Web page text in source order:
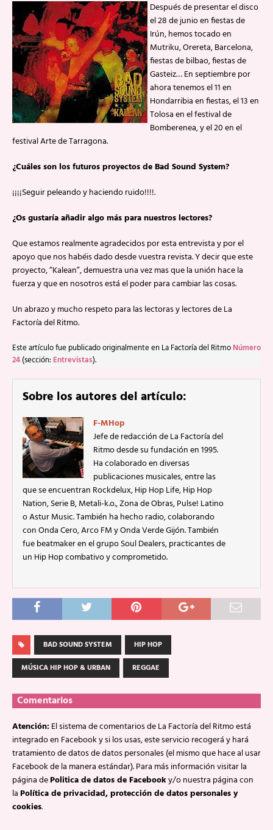
Después de presentar el disco
el 28 de junio en fiestas de
Irún, hemos tocado en
Mutriku, Orereta, Barcelona,
fiestas de bilbao, fiestas de
Gasteiz… En septiembre por
ahora tenemos el 11 en
Hondarribia en fiestas, el 13 en
Tolosa en el festival de
Bomberenea, y el 20 en el
festival Arte de Tarragona.
¿Cuáles son los futuros proyectos de Bad Sound System?
¡¡¡¡Seguir peleando y haciendo ruido!!!!.
¿Os gustaría añadir algo más para nuestros lectores?
Que estamos realmente agradecidos por esta entrevista y por el
apoyo que nos habéis dado desde vuestra revista. Y decir que este
proyecto, “Kalean”, demuestra una vez mas que la unión hace la
fuerza y que en nosotros está el poder para cambiar las cosas.
Un abrazo y mucho respeto para las lectoras y lectores de La
Factoría del Ritmo.
Este artículo fue publicado originalmente en La Factoría del Ritmo Número
24 (sección: Entrevistas).
Sobre los autores del artículo:
F-MHop
Jefe de redacción de La Factoría del
Ritmo desde su fundación en 1995.
Ha colaborado en diversas
publicaciones musicales, entre las
que se encuentran Rockdelux, Hip Hop Life, Hip Hop
Nation, Serie B, Metali-k.o., Zona de Obras, Pulse! Latino
o Astur Music. También ha hecho radio, colaborando
con Onda Cero, Arco FM y Onda Verde Gijón. También
fue beatmaker en el grupo Soul Dealers, practicantes de
un Hip Hop combativo y comprometido.
BAD SOUND SYSTEM
HIP HOP
MÚSICA HIP HOP & URBAN
REGGAE
Comentarios
Atención:El sistema de comentarios de La Factoría del Ritmo está
integrado en Facebook y si los usas, este servicio recogerá y hará
tratamiento de datos de datos personales (el mismo que hace al usar
Facebook de la manera estándar). Para más información visitar la
página dePolitica de datos de Facebooky/o nuestra página con
laPolítica de privacidad, protección de datos personales y
cookies.